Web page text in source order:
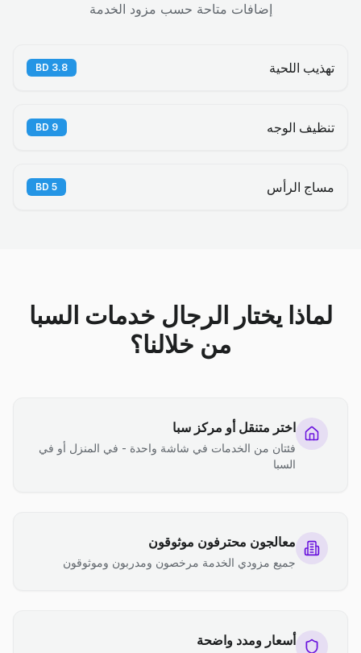
إضافات متاحة حسب مزود الخدمة
تهذيب اللحية 3.8
BD
تنظيف الوجه 9
BD
مساج الرأس 5
BD
لماذا يختار الرجال خدمات السبا
من خلالنا؟
اختر متنقل أو مركز سبا
فئتان من الخدمات في شاشة واحدة - في المنزل أو في
السبا
معالجون محترفون موثوقون
جميع مزودي الخدمة مرخصون ومدربون وموثوقون
أسعار ومدد واضحة